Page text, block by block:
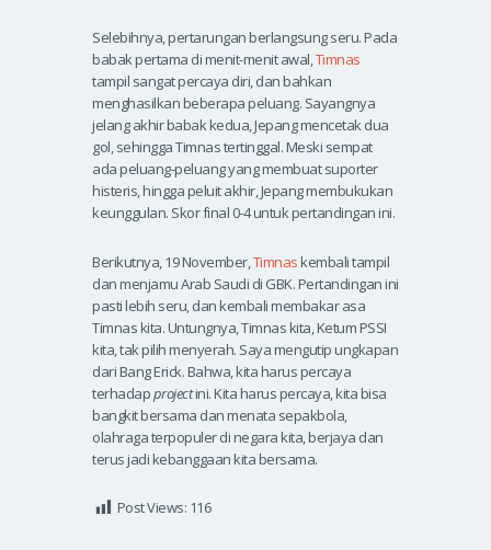
Selebihnya, pertarungan berlangsung seru. Pada
babak pertama di menit-menit awal,Timnas
tampil sangat percaya diri, dan bahkan
menghasilkan beberapa peluang. Sayangnya
jelang akhir babak kedua, Jepang mencetak dua
gol, sehingga Timnas tertinggal. Meski sempat
ada peluang-peluang yang membuat suporter
histeris, hingga peluit akhir, Jepang membukukan
keunggulan. Skor final 0-4 untuk pertandingan ini.
Berikutnya, 19 November,Timnaskembali tampil
dan menjamu Arab Saudi di GBK. Pertandingan ini
pasti lebih seru, dan kembali membakar asa
Timnas kita. Untungnya, Timnas kita, Ketum PSSI
kita, tak pilih menyerah. Saya mengutip ungkapan
dari Bang Erick. Bahwa, kita harus percaya
terhadapprojectini. Kita harus percaya, kita bisa
bangkit bersama dan menata sepakbola,
olahraga terpopuler di negara kita, berjaya dan
terus jadi kebanggaan kita bersama.
Post Views: 116